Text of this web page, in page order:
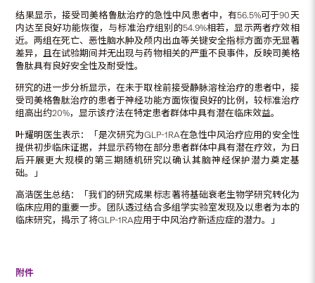
结果显示，接受司美格鲁肽治疗的急性中风患者中，有56.5%可于90天
内达至良好功能恢復，与标准治疗组别的54.9%相若，显示两者疗效相
近。两组在死亡、恶性脑水肿及颅内出血等关键安全指标方面亦无显著
差异，且在试验期间并无出现与药物相关的严重不良事件，反映司美格
鲁肽具有良好安全性及耐受性。
研究的进一步分析显示，在未于取栓前接受静脉溶栓治疗的患者中，接
受司美格鲁肽治疗的患者于神经功能方面恢復良好的比例，较标准治疗
组高出约20%，显示该疗法在特定患者群体中具有潜在临床效益。
叶耀明医生表示：「是次研究为GLP-1RA在急性中风治疗应用的安全性
提供初步临床证据，并显示药物在部分患者群体中具有潜在疗效，为日
后开展更大规模的第三期随机研究以确认其脑神经保护潜力奠定基
础。」
高浩医生总结：「我们的研究成果标志著将基础衰老生物学研究转化为
临床应用的重要一步。团队透过结合多组学实验室发现及以患者为本的
临床研究，揭示了将GLP-1RA应用于中风治疗新适应症的潜力。」
附件